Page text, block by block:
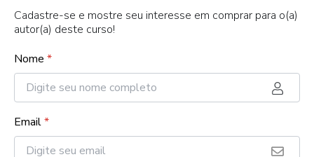
Cadastre-se e mostre seu interesse em comprar para o(a)
autor(a) deste curso!
Nome *
Email*